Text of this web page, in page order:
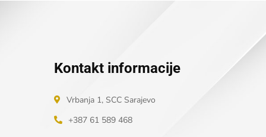
Kontakt informacije
Vrbanja 1, SCC Sarajevo
+387 61 589 468